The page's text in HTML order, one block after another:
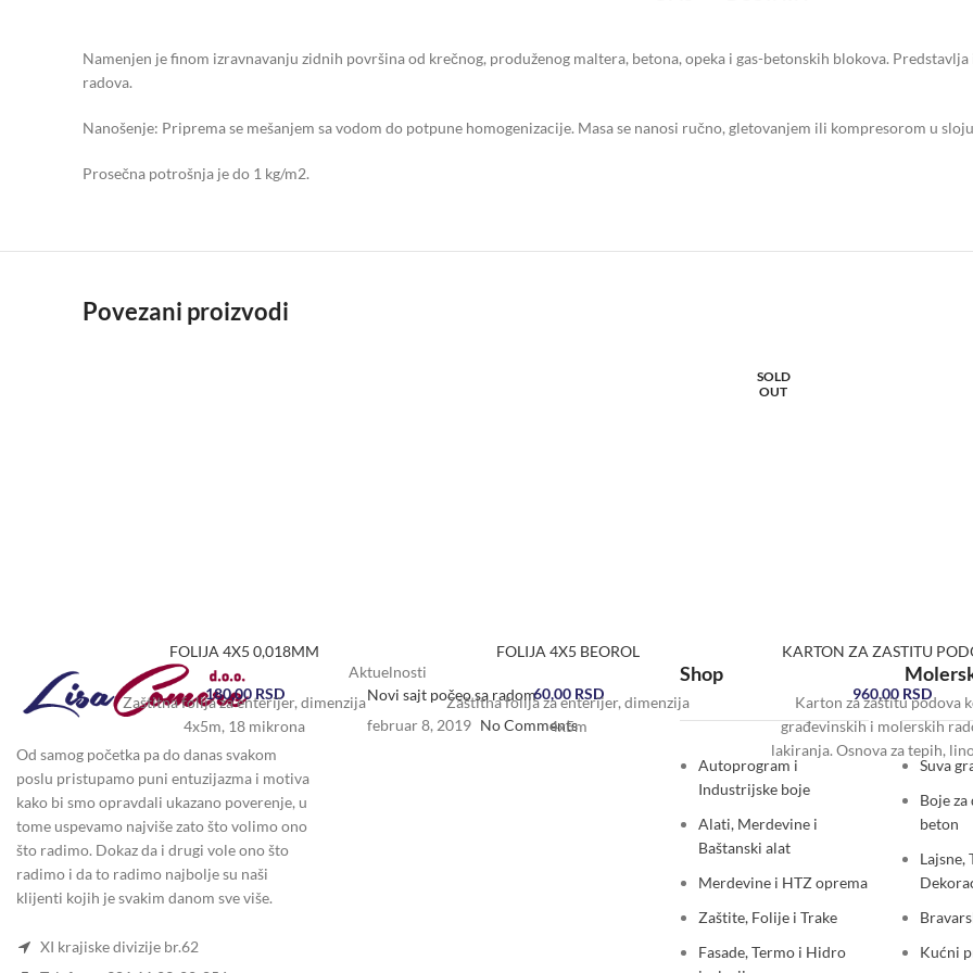
Namenjen je finom izravnavanju zidnih površina od krečnog, produženog maltera, betona, opeka i gas-betonskih blokova.
radova.
Nanošenje: Priprema se mešanjem sa vodom do potpune homogenizacije. Masa se nanosi ručno, gletovanjem ili kompresorom u
Prosečna potrošnja je do 1 kg/m2.
Povezani proizvodi
FOLIJA 4X5 0,018MM
180,00RSD
Zaštitna folija za enterijer, dimenzija
4x5m, 18 mikrona
FOLIJA 4X5 BEOROL
60,00 RSD
Zaštitna folija za enterijer, dimenzija
4x5m
SOLD
OUT
KARTON ZA ZASTITU
960,00 RSD
Karton za zaštitu podova
građevinskih i molerskih
lakiranja. Osnova za tepih,
laminat, brodski pod i
Od samog početka pa do danas svakom
poslu pristupamo puni entuzijazma i motiva
kako bi smo opravdali ukazano poverenje, u
tome uspevamo najviše zato što volimo ono
što radimo. Dokaz da i drugi vole ono što
radimo i da to radimo najbolje su naši
klijenti kojih je svakim danom sve više.
XI krajiske divizije br.62
Aktuelnosti
Novi sajt počeo sa radom
februar 8, 2019 No Comments
Shop
Autoprogram i
Industrijske boje
Alati, Merdevine i
Baštanski alat
Merdevine i HTZ oprema
Zaštite, Folije i Trake
Fasade, Termo i Hidro
Suva
Boje
beton
Lajsne,
Kućni